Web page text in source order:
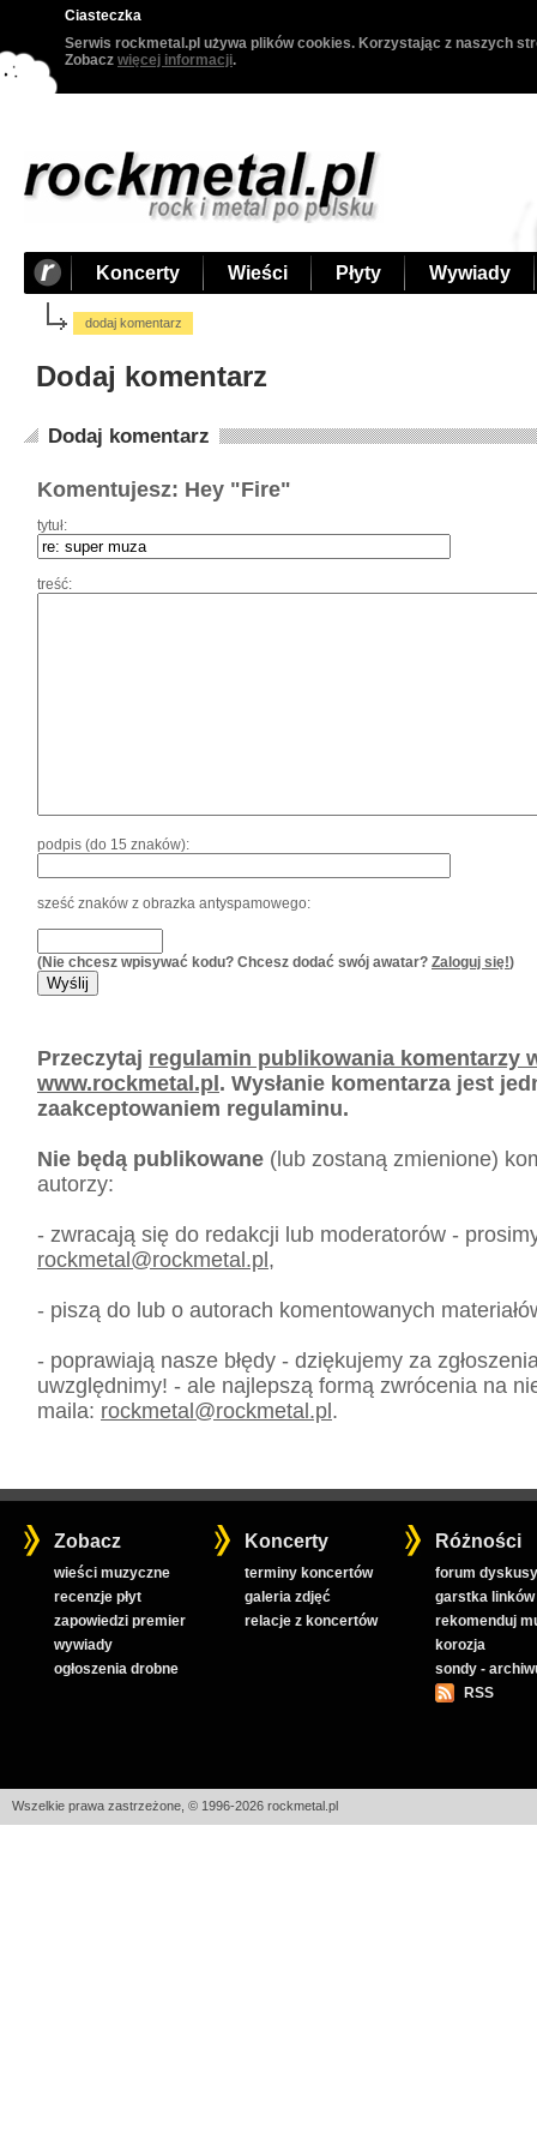
Ciasteczka
Serwis rockmetal.pl używa plików cookies. Korzystając z naszych
Zobacz więcej informacji.
Koncerty Wieści Płyty Wywiady
dodaj komentarz
Dodaj komentarz
Dodaj komentarz
Komentujesz: Hey "Fire"
tytuł:
treść:
podpis (do 15 znaków):
sześć znaków z obrazka antyspamowego:
(Nie chcesz wpisywać kodu? Chcesz dodać swój awatar? Zaloguj się!)
Przeczytaj regulamin publikowania komentarzy
www.rockmetal.pl. Wysłanie komentarza jest
zaakceptowaniem regulaminu.
Nie będą publikowane (lub zostaną zmienione)
autorzy:
- zwracają się do redakcji lub moderatorów -
rockmetal@rockmetal.pl,
- piszą do lub o autorach komentowanych
- poprawiają nasze błędy - dziękujemy za
uwzględnimy! - ale najlepszą formą zwrócenia na
maila: rockmetal@rockmetal.pl.
Zobacz
wieści muzyczne
recenzje płyt
zapowiedzi premier
wywiady
ogłoszenia drobne
Koncerty
terminy koncertów
galeria zdjęć
relacje z koncertów
Różności
forum
garstka linków
rekomenduj
korozja
sondy -
RSS
Wszelkie prawa zastrzeżone, © 1996-2026 rockmetal.pl